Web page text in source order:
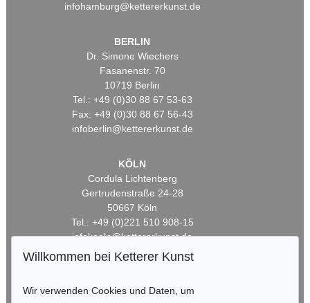
infohamburg@kettererkunst.de
BERLIN
Dr. Simone Wiechers
Fasanenstr. 70
10719 Berlin
Tel.: +49 (0)30 88 67 53-63
Fax: +49 (0)30 88 67 56-43
infoberlin@kettererkunst.de
KÖLN
Cordula Lichtenberg
Gertrudenstraße 24-28
50667 Köln
Tel.: +49 (0)221 510 908-15
infokoeln@kettererkunst.de
HESSEN
Willkommen bei Ketterer Kunst
Wir verwenden Cookies und Daten, um